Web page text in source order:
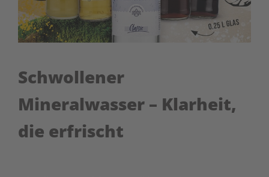
Schwollener
Mineralwasser – Klarheit,
die erfrischt